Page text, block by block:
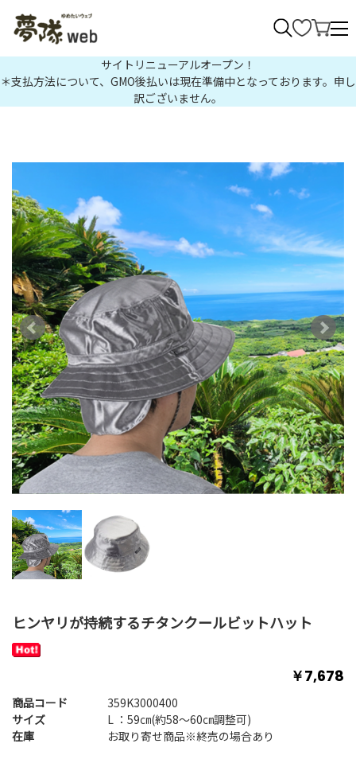
サイトリニューアルオープン！
＊支払方法について、GMO後払いは現在準備中となっております。申し
訳ございません。
ヒンヤリが持続するチタンクールビットハット
￥7,678
商品コード
359K3000400
サイズ
L ：59㎝(約58～60㎝調整可)
在庫
お取り寄せ商品※終売の場合あり